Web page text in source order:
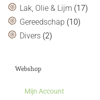
Lak, Olie & Lijm (17)
Gereedschap (10)
Divers (2)
Webshop
Mijn Account